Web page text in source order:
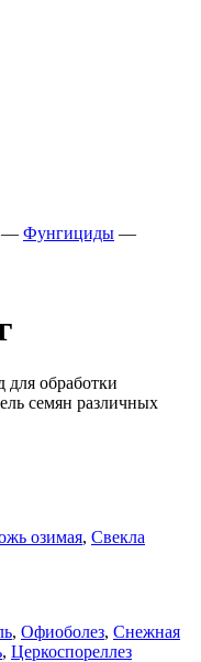
— Фунгициды —
обработки
семян различных
озимая, Свекла
, Офиоболез, Снежная
, Церкоспореллез